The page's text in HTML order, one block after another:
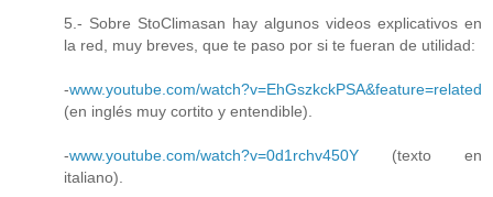
5.- Sobre StoClimasan hay algunos videos explicativos en
la red, muy breves, que te paso por si te fueran de utilidad:
-www.youtube.com/watch?v=EhGszkckPSA&feature=related
(en inglés muy cortito y entendible).
-www.youtube.com/watch?v=0d1rchv450Y (texto en
italiano).